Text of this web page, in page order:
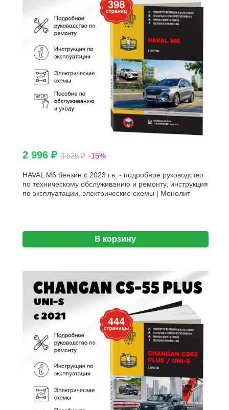
2 996 ₽ 3 525 ₽ -15%
HAVAL M6 бензин с 2023 г.в. - подробное руководство
по техническому обслуживанию и ремонту, инструкция
по эксплуатации, электрические схемы | Монолит
В корзину